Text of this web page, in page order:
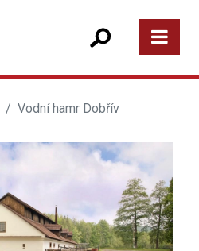
Vodní hamr Dobřív